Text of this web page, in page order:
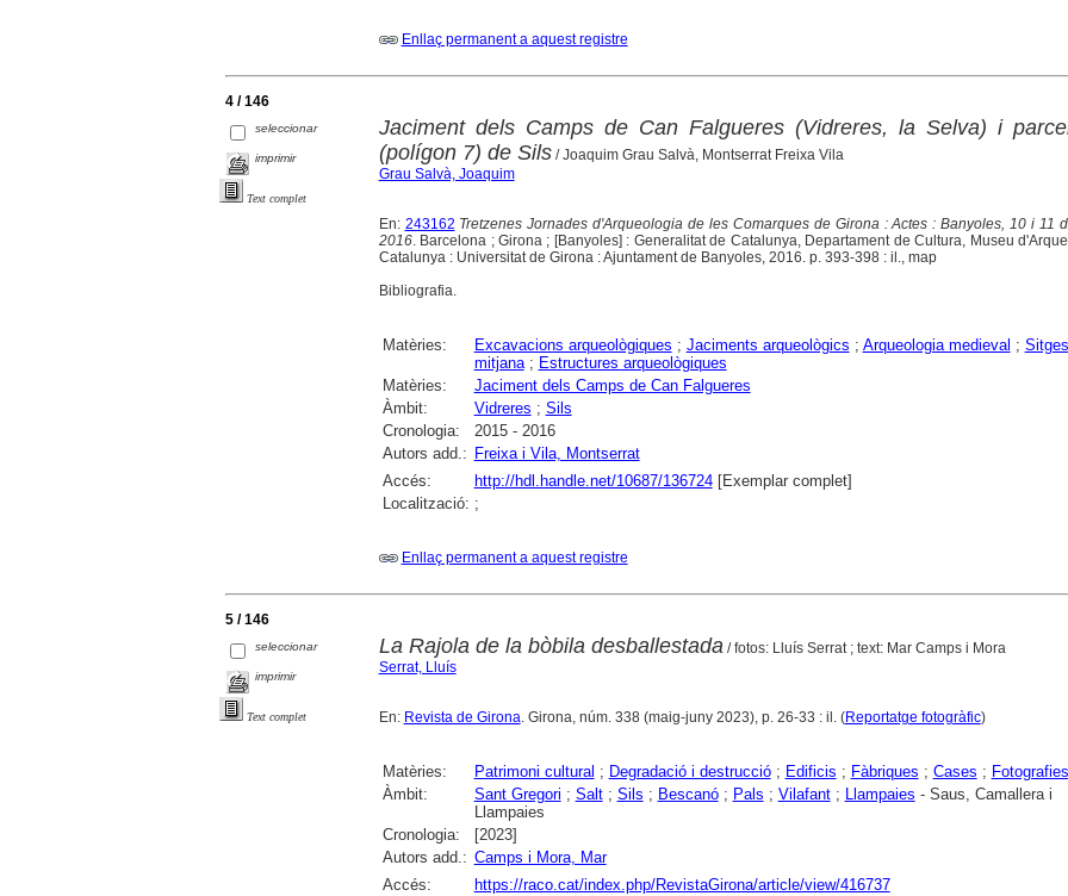
Enllaç permanent a aquest registre
4 / 146
seleccionar
imprimir
Text complet
Jaciment dels Camps de Can Falgueres (Vidreres, la Selva) i
(polígon 7) de Sils/ Joaquim Grau Salvà, Montserrat Freixa Vila
Grau Salvà, Joaquim
En: 243162 Tretzenes Jornades d'Arqueologia de les Comarques de Girona : Actes : Banyoles, 10 i 11
2016. Barcelona ; Girona ; [Banyoles] : Generalitat de Catalunya, Departament de Cultura, Museu
Catalunya : Universitat de Girona : Ajuntament de Banyoles, 2016. p. 393-398 : il., map
Bibliografia.
Matèries: Excavacions arqueològiques ; Jaciments arqueològics ; Arqueologia medieval ; Sitges
mitjana; Estructures arqueològiques
Matèries:
Jaciment dels Camps de Can Falgueres
Àmbit:
Vidreres ; Sils
Cronologia:
2015 - 2016
Autors add.: Freixa i Vila, Montserrat
Accés:
http://hdl.handle.net/10687/136724[Exemplar complet]
Localització: ;
Enllaç permanent a aquest registre
5 / 146
seleccionar
imprimir
Text complet
La Rajola de la bòbila desballestada/ fotos: Lluís Serrat ; text: Mar Camps i Mora
Serrat, Lluís
En: Revista de Girona. Girona, núm. 338 (maig-juny 2023), p. 26-33 : il. (Reportatge fotogràfic)
Matèries: Patrimoni cultural ; Degradació i destrucció; Edificis ; Fàbriques ; Cases ; Fotografies
Àmbit:
Sant Gregori ; Salt; Sils ; Bescanó; Pals ; Vilafant; Llampaies - Saus, Camallera i
Llampaies
Cronologia:
[2023]
Autors add.: Camps i Mora, Mar
Accés:
https://raco.cat/index.php/RevistaGirona/article/view/416737